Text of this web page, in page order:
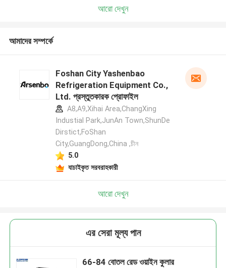
আরো দেখুন
আমাদের সম্পর্কে
Foshan City Yashenbao
Refrigeration Equipment Co.,
Ltd. প্রস্তুতকারক প্রোফাইল
A8,A9,Xihai Area,ChangXing
Industial Park,JunAn Town,ShunDe
Dirstict,FoShan
City,GuangDong,China ,চীন
5.0
যাচাইকৃত সরবরাহকারী
আরো দেখুন
এর সেরা মূল্য পান
66-84 বোতল রেড ওয়াইন কুলার